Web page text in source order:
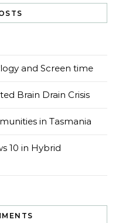
and Screen time
Brain Drain Crisis
in Tasmania
10 in Hybrid